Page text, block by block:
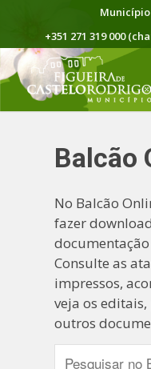
Município
+351 271 319 000
Balcão
No Balcão
fazer
Consulte as
impressos,
veja os
outros